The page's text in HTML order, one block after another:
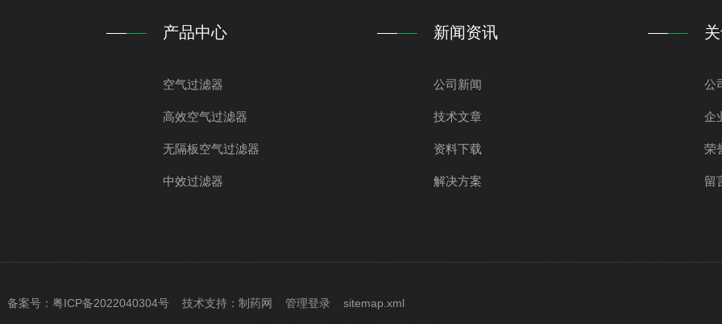
产品中心
空气过滤器
高效空气过滤器
无隔板空气过滤器
中效过滤器
新闻资讯
公司新闻
技术文章
资料下载
解决方案
公
企
荣
留
案号： 粤ICP备2022040304号 技术支持： 制药网 管理登录 sitemap.xml